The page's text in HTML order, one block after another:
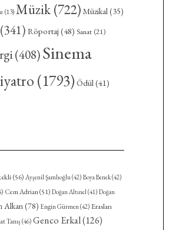
(13) Müzik(722) Müzikal(35)
Röportaj (48) Sanat(21)
(408)Sinema
(1793) Ödül(41)
(56) Ayşenil Şamlıoğlu(42) Boya Benek(42)
Cem Adrian(51) Doğan Altınel(41) Doğan
Alkan(78) Engin Gürmen(42) Eraslan
Tanış(46) Genco Erkal(126)